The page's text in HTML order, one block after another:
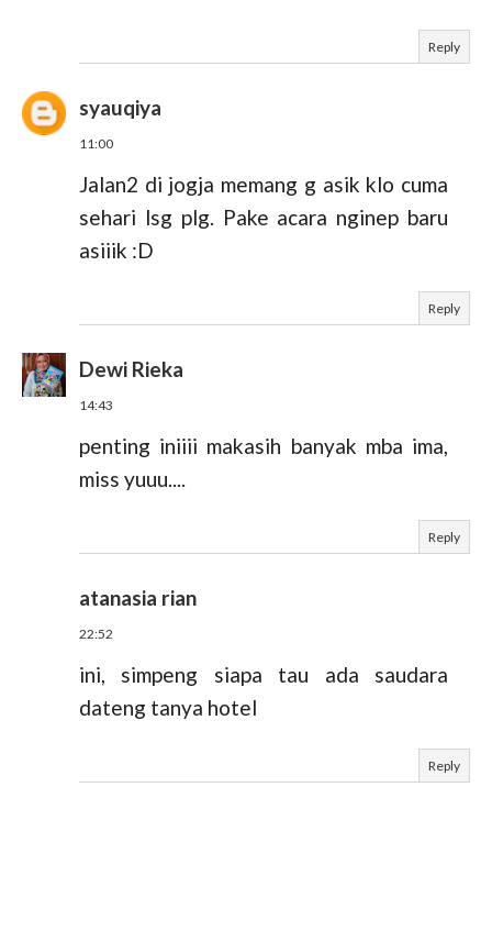
Reply
syauqiya
11:00
Jalan2 di jogja memang g asik klo cuma
sehari lsg plg. Pake acara nginep baru
asiiik :D
Reply
Dewi Rieka
14:43
penting iniiii makasih banyak mba ima,
miss yuuu....
Reply
atanasia rian
22:52
ini, simpeng siapa tau ada saudara
dateng tanya hotel
Reply